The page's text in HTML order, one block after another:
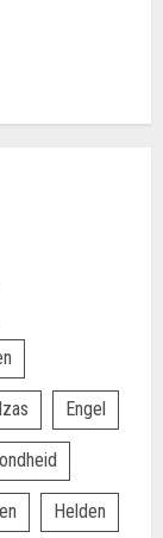
Engel
Helden